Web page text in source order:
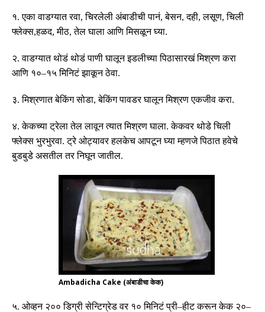
१.एका वाडग्यात रवा,चिरलेली अंबाडीची पानं,बेसन,दही,लसूण,चिली
फ्लेक्स,हळद,मीठ,तेल घाला आणि मिसळून घ्या.
२.वाडग्यात थोडं थोडं पाणी घालून इडलीच्या पिठासारखं मिश्रण करा
आणि १०–१५ मिनिटं झाकून ठेवा.
३.मिश्रणात बेकिंग सोडा,बेकिंग पावडर घालून मिश्रण एकजीव करा.
४.केकच्या ट्रेला तेल लावून त्यात मिश्रण घाला.केकवर थोडे चिली
फ्लेक्स भुरभुरवा.ट्रे ओट्यावर हलकेच आपटून घ्या म्हणजे पिठात हवेचे
बुडबुडे असतील तर निघून जातील.
Ambadicha Cake (अंबाडीचा केक)
५. ओव्हन २०० डिग्री सेन्टिग्रेड वर १० मिनिटं प्री–हीट करून केक २०–